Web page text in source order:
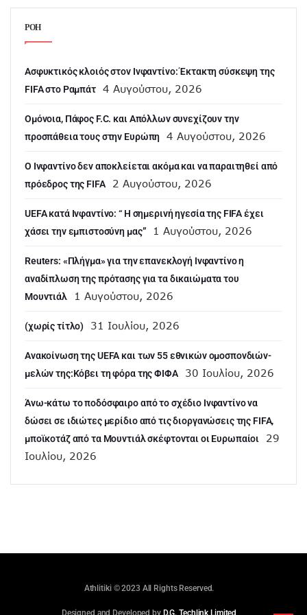
ΡΟΗ
Ασφυκτικός κλοιός στον Ινφαντίνο: Έκτακτη σύσκεψη της
FIFA στο Ραμπάτ
4 Αυγούστου, 2026
Ομόνοια, Πάφος F.C. και Απόλλων συνεχίζουν την
προσπάθεια τους στην Ευρώπη
4 Αυγούστου, 2026
Ο Ινφαντίνο δεν αποκλείεται ακόμα και να παραιτηθεί από
πρόεδρος της FIFA
2 Αυγούστου, 2026
UEFA κατά Ινφαντίνο: “ H σημερινή ηγεσία της FIFA έχει
χάσει την εμπιστοσύνη μας”
1 Αυγούστου, 2026
Reuters: «Πλήγμα» για την επανεκλογή Ινφαντίνο η
αναδίπλωση της πρότασης για τα δικαιώματα του
Μουντιάλ
1 Αυγούστου, 2026
(χωρίς τίτλο) 31 Ιουλίου, 2026
Aνακοίνωση της UEFA και των 55 εθνικών ομοσπονδιών-
μελών της:Κόβει τη φόρα της ΦΙΦΑ
30 Ιουλίου, 2026
Άνω-κάτω το ποδόσφαιρο από το σχέδιο Ινφαντίνο να
δώσει σε ιδιώτες μερίδιο από τις διοργανώσεις της FIFA,
μποϊκοτάζ από τα Μουντιάλ σκέφτονται οι Ευρωπαίοι
29
Ιουλίου, 2026
Athlitiki © 2023 All Rights Reserved.
Designed and Developed by D.G. Techlink Limited